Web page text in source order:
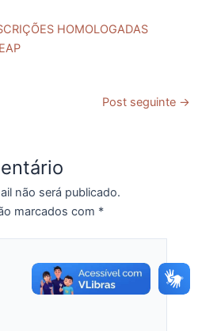
HOMOLOGADAS
Post seguinte →
não será publicado.
marcados com *